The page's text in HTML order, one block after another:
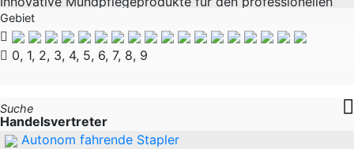
Einsatz in Zahnarztpraxen, Kieferorthopädie,
Dentalhygiene und Apotheken. Gesucht werden
selbstständige Handelsvertreter mit bestehenden
Gebiet
0, 1, 2, 3, 4, 5, 6, 7, 8, 9
Suche
Handelsvertreter
Autonom fahrende Stapler